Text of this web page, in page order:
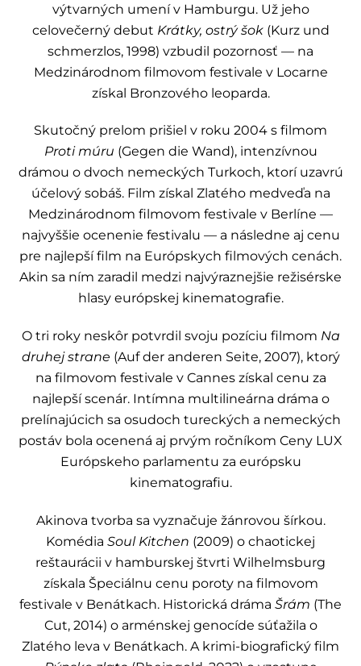
výtvarných umení v Hamburgu. Už jeho
celovečerný debut Krátky, ostrý šok(Kurz und
schmerzlos, 1998) vzbudil pozornosť — na
Medzinárodnom filmovom festivale v Locarne
získal Bronzového leoparda.
Skutočný prelom prišiel v roku 2004 s filmom
Proti múru (Gegen die Wand), intenzívnou
drámou o dvoch nemeckých Turkoch, ktorí uzavrú
účelový sobáš. Film získal Zlatého medveďa na
Medzinárodnom filmovom festivale v Berlíne —
najvyššie ocenenie festivalu — a následne aj cenu
pre najlepší film na Európskych filmových cenách.
Akin sa ním zaradil medzi najvýraznejšie režisérske
hlasy európskej kinematografie.
O tri roky neskôr potvrdil svoju pozíciu filmom Na
druhej strane (Auf der anderen Seite, 2007), ktorý
na filmovom festivale v Cannes získal cenu za
najlepší scenár. Intímna multilineárna dráma o
prelínajúcich sa osudoch tureckých a nemeckých
postáv bola ocenená aj prvým ročníkom Ceny LUX
Európskeho parlamentu za európsku
kinematografiu.
Akinova tvorba sa vyznačuje žánrovou šírkou.
Komédia Soul Kitchen (2009) o chaotickej
reštaurácii v hamburskej štvrti Wilhelmsburg
získala Špeciálnu cenu poroty na filmovom
festivale v Benátkach. Historická dráma Šrám (The
Cut, 2014) o arménskej genocíde súťažila o
Zlatého leva v Benátkach. A krimi-biografický film